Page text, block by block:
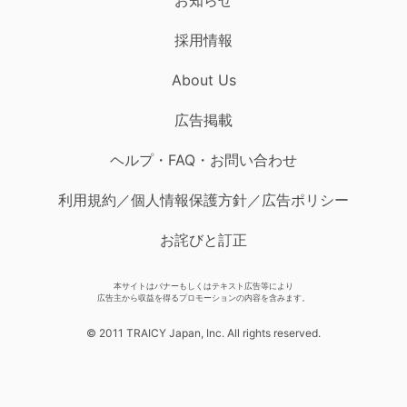
採用情報
About Us
広告掲載
ヘルプ・FAQ・お問い合わせ
利用規約／個人情報保護方針／広告ポリシー
お詫びと訂正
本サイトはバナーもしくはテキスト広告等により
広告主から収益を得るプロモーションの内容を含みます。
© 2011 TRAICY Japan, Inc. All rights reserved.